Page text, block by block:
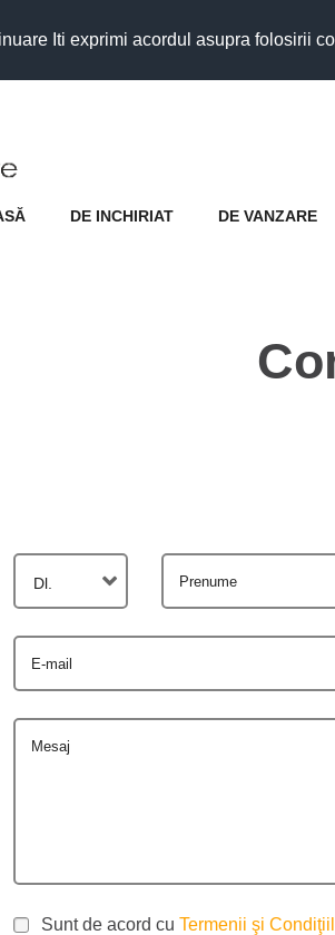
Iti exprimi acordul asupra folosirii
DE INCHIRIAT DE VANZARE
Dl. Prenume
E-mail
Mesaj
Sunt de acord cu Termenii şi